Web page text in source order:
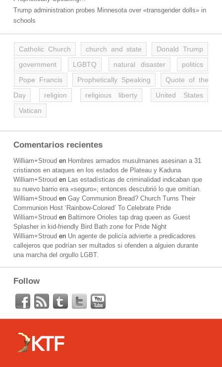
Trump administration probes Minnesota over «transgender dolls» in
schools
Catholic Church church and state
Donald Trump
government
LGBTQ natural disaster
politics
Pope Francis
Prophetically Speaking
Quote of the
Day
religion religious liberty
United States
Vatican
Comentarios recientes
William+Stroud en Hombres armados musulmanes asesinan a 31
cristianos en ataques en los estados de Plateau y Kaduna
William+Stroud en Las estadísticas de criminalidad indicaban que
su nuevo barrio era «seguro»; entonces descubrió lo que omitían.
William+Stroud en Gay Communion Bread? Church Turns Their
Communion Host ‘Rainbow-Colored’ To Celebrate Pride
William+Stroud en Baltimore Orioles tap drag queen as Guest
Splasher in kid-friendly Bird Bath zone for Pride Night
William+Stroud en Un agente de policía advierte a predicadores
callejeros que podrían ser multados si ofenden a alguien durante
una marcha del orgullo LGBT.
Follow